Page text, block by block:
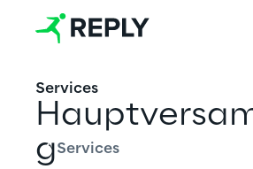
Services
Services
g